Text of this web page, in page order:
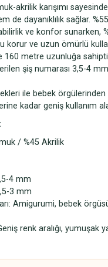
akrilik karışımı
de dayanıklılık sağlar.
ve konfor sunarken,
korur ve uzun ömürlü
160 metre uzunluğa
şiş numarası 3,5-4
ile bebek örgülerinden
kadar geniş kullanım
/ %45 Akrilik
4 mm
3 mm
Amigurumi, bebek
renk aralığı, yumuşak